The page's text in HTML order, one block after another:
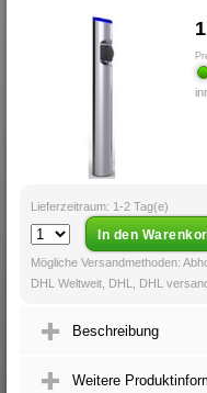
Lieferzeitraum: 1-2 Tag(e)
Mögliche Versandmethoden:
DHL Weltweit, DHL, DHL
Beschreibung
Weitere